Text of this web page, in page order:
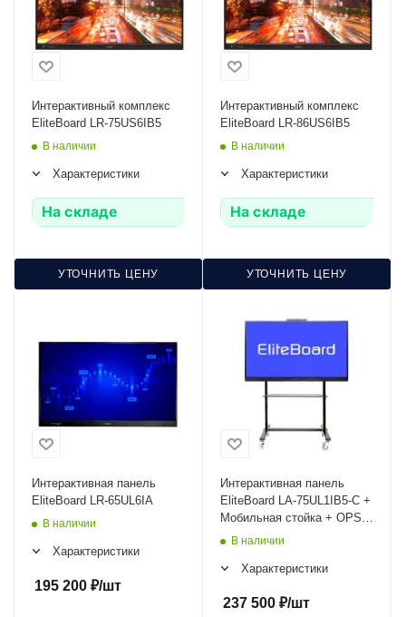
Интерактивный комплекс
EliteBoard LR-75US6IB5
В наличии
Характеристики
На складе
УТОЧНИТЬ ЦЕНУ
Интерактивный комплекс
EliteBoard LR-86US6IB5
В наличии
Характеристики
На складе
УТОЧНИТЬ ЦЕНУ
Интерактивная панель
EliteBoard LR-65UL6IA
В наличии
Характеристики
195 200 ₽/шт
Интерактивная панель
EliteBoard LA-75UL1IB5-С +
Мобильная стойка + OPS
PCВ наличии
Характеристики
237 500 ₽/шт